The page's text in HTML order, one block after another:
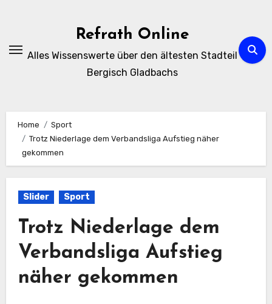
Refrath Online
Alles Wissenswerte über den ältesten Stadteil
Bergisch Gladbachs
Home
Sport
Trotz Niederlage dem Verbandsliga Aufstieg näher
gekommen
Slider Sport
Trotz Niederlage dem
Verbandsliga Aufstieg
näher gekommen